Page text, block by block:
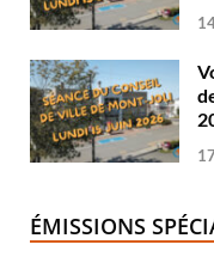
ÉMISSIONS